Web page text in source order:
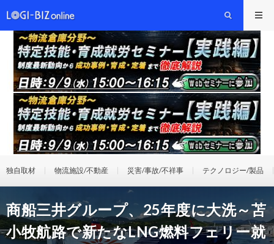
独自取材 物流施設/不動産 災害/事故/不祥事 テクノロジー/製品
商船三井グループ、25年度に大洗～苫
小牧航路で新たなLNG燃料フェリー就